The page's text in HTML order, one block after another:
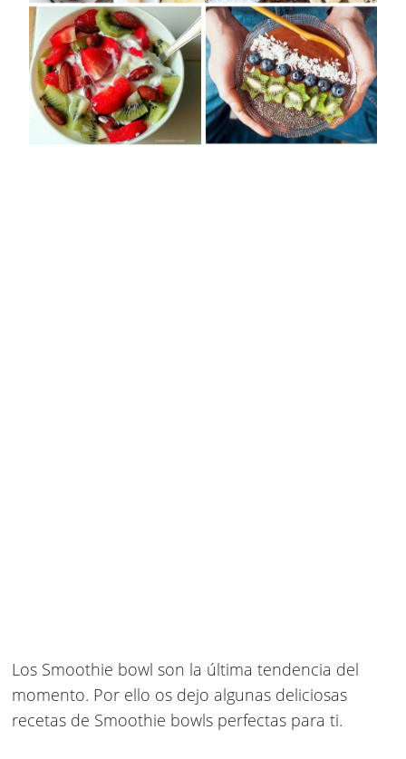
Los Smoothie bowl son la última tendencia del
momento. Por ello os dejo algunas deliciosas
recetas de Smoothie bowls perfectas para ti.